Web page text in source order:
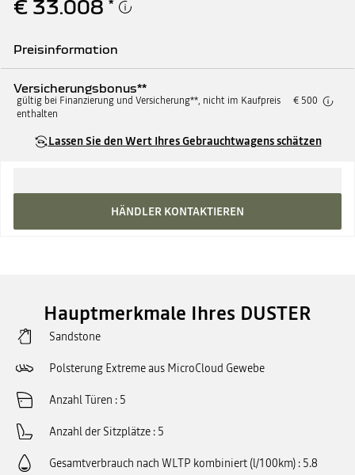
€ 33.008 *
Preisinformation
Versicherungsbonus**
gültig bei Finanzierung und Versicherung**, nicht im Kaufpreis
enthalten
€ 500
Lassen Sie den Wert Ihres Gebrauchtwagens schätzen
HÄNDLER KONTAKTIEREN
Hauptmerkmale Ihres DUSTER
Sandstone
Polsterung Extreme aus MicroCloud Gewebe
Anzahl Türen 5
Anzahl der Sitzplätze 5
Gesamtverbrauch nach WLTP kombiniert (l/100km) 5.8